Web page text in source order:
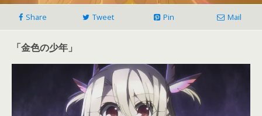
Share Tweet Pin Mail
「金色の少年」